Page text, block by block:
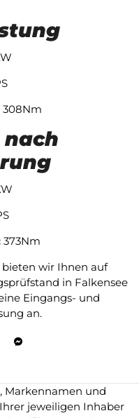
308Nm
373Nm
wir Ihnen auf
in Falkensee
Eingangs- und
an.
Markennamen und
jeweiligen Inhaber